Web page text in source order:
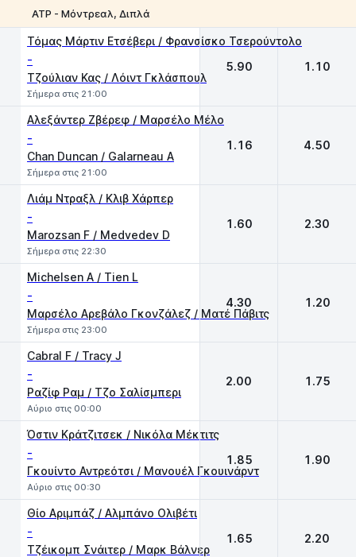
ATP - Μόντρεαλ, Διπλά
Τόμας Μάρτιν Ετσέβερι / Φρανσίσκο Τσερούντολο
-
Τζούλιαν Κας / Λόιντ Γκλάσπουλ
Σήμερα στις 21:00
5.90 1.10
Αλεξάντερ Ζβέρεφ / Mαρσέλο Mέλο
-
Chan Duncan / Galarneau A
Σήμερα στις 21:00
1.16 4.50
Λιάμ Ντραξλ / Κλιβ Χάρπερ
-
Marozsan F / Medvedev D
Σήμερα στις 22:30
1.60 2.30
Michelsen A / Tien L
-
Μαρσέλο Αρεβάλο Γκονζάλεζ / Ματέ Πάβιτς
Σήμερα στις 23:00
4.30 1.20
Cabral F / Tracy J
-
Ραζίφ Ραμ / Τζο Σαλίσμπερι
Αύριο στις 00:00
2.00 1.75
Όστιν Κράτζιτσεκ / Νικόλα Μέκτιτς
-
Γκουίντο Αντρεότσι / Μανουέλ Γκουινάρντ
Αύριο στις 00:30
1.85 1.90
Θίο Αριμπάζ / Αλμπάνο Ολιβέτι
-
Τζέικομπ Σνάιτερ / Μαρκ Βάλνερ
1.65 2.20